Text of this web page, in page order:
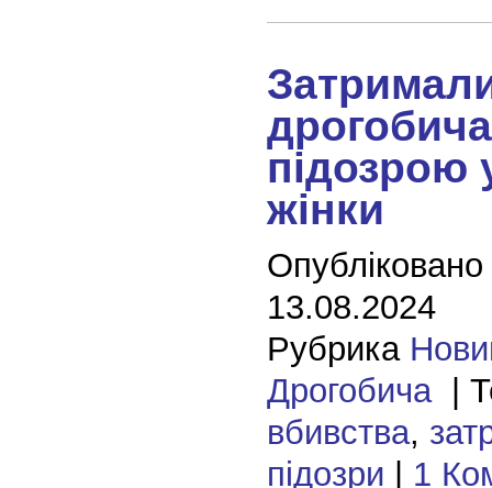
підозрою
жінки
13.08.2024
Рубрика
Дрогобича|
вбивства,
підозри
1